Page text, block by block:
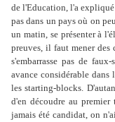
de l'Education, l'a
pas dans un pays où on
un matin, se présenter à
preuves, il faut mener
s'embarrasse pas de
avance considérable dans
les starting-blocks.
d'en découdre au
jamais été candidat, on